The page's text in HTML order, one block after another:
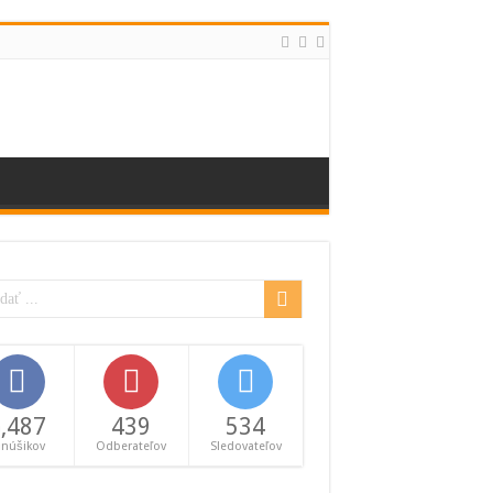
439
Odberateľov
534
Sledovateľov